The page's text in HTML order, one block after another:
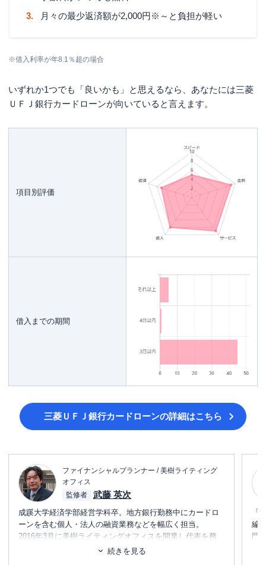
月々の最少返済額が2,000円※～と負担が軽い
※借入利率が年8.1％超の場合
いずれか1つでも「良いかも」と思えるなら、あなたには三菱
ＵＦＪ銀行カードローンが向いていると言えます。
項目別評価
借入までの期間
三菱ＵＦＪ銀行カードローンの詳細はこちら
ファイナンシャルプランナー / 美樹ライティング
オフィス
監修者
武藤 英次
成蹊大学経済学部経営学科卒。地方銀行勤務中にカードロ
ーンを含む個人・法人の融資業務などを幅広く担当。
2016年3月に美樹ライティングオフィスを開業し代表を務
続きを見る
「
編
門